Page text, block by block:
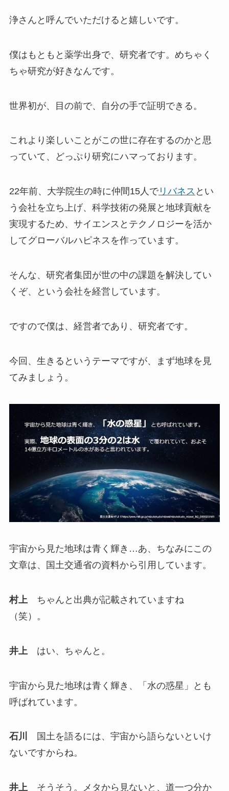
浄さんと呼んでいただけると嬉しいです。
僕はもともと薬学出身で、研究者です。めちゃく
ちゃ研究が好きなんです。
世界初が、目の前で、自分の手で証明できる。
これより楽しいことがこの世に存在するのかと思
っていて、どっぷり研究にハマっております。
22年前、大学院生の時に仲間15人でリバネス とい
う会社を立ち上げ、科学技術の発展と地球貢献を
実現するため、サイエンスとテクノロジーを活か
してグローバルハピネスを作っています。
そんな、研究者集団が世の中の課題を解決してい
くぞ、という会社を経営しています。
ですので僕は、経営者であり、研究者です。
今回、生きるというテーマですが、まず地球を見
てみましょう。
宇宙から見た地球は青く輝き…あ、ちなみにこの
文章は、国土交通省の資料から引用しています。
村上ちゃんと出典が記載されていますね
（笑）。
井上 はい、ちゃんと。
宇宙から見た地球は青く輝き、「水の惑星」とも
呼ばれています。
石川
国土を語るには、宇宙から語らないといけ
ないですからね。
井上そうそう。メタから見ないと、道一つ分か